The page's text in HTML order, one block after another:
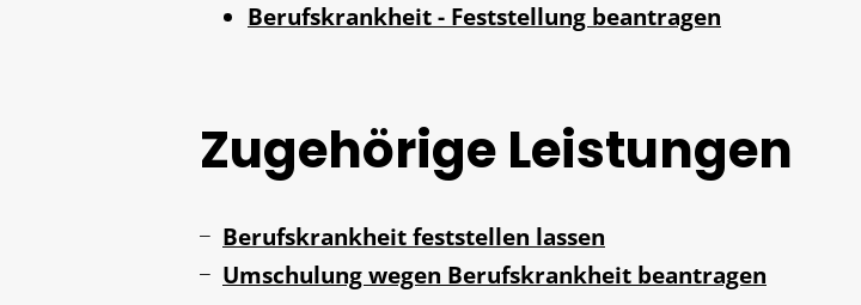
Berufskrankheit - Feststellung beantragen
Zugehörige Leistungen
Berufskrankheit feststellen lassen
Umschulung wegen Berufskrankheit beantragen